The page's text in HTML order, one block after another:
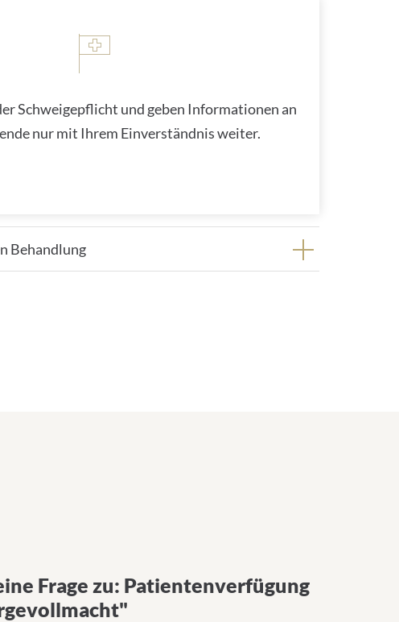
Schweigepflicht und geben Informationen an
nur mit Ihrem Einverständnis weiter.
Behandlung
Frage zu: Patientenverfügung